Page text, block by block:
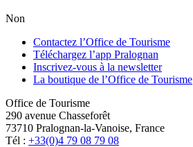
Non
Contactez l’Office de Tourisme
Téléchargez l’app Pralognan
Inscrivez-vous à la newsletter
La boutique de l’Office de Tourisme
Office de Tourisme
290 avenue Chasseforêt
73710 Pralognan-la-Vanoise, France
Tél : +33(0)4 79 08 79 08